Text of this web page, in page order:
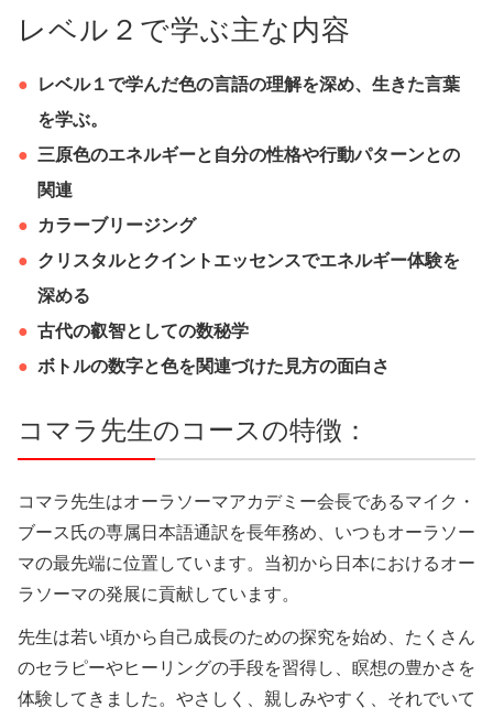
レベル２で学ぶ主な内容
レベル１で学んだ色の言語の理解を深め、生きた言葉
を学ぶ。
三原色のエネルギーと自分の性格や行動パターンとの
関連
カラーブリージング
クリスタルとクイントエッセンスでエネルギー体験を
深める
古代の叡智としての数秘学
ボトルの数字と色を関連づけた見方の面白さ
コマラ先生のコースの特徴：
コマラ先生はオーラソーマアカデミー会長であるマイク・
ブース氏の専属日本語通訳を長年務め、いつもオーラソー
マの最先端に位置しています。当初から日本におけるオー
ラソーマの発展に貢献しています。
先生は若い頃から自己成長のための探究を始め、たくさん
のセラピーやヒーリングの手段を習得し、瞑想の豊かさを
体験してきました。やさしく、親しみやすく、それでいて